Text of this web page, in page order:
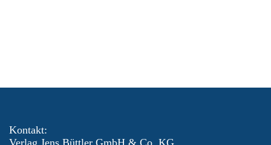
Kontakt:
Verlag Jens Büttler GmbH & Co. KG